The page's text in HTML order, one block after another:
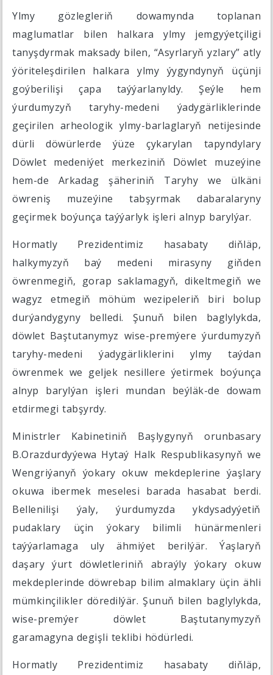
Ylmy gözlegleriň dowamynda toplanan
maglumatlar bilen halkara ylmy jemgyýetçiligi
tanyşdyrmak maksady bilen, “Asyrlaryň yzlary” atly
ýöriteleşdirilen halkara ylmy ýygyndynyň üçünji
goýberilişi çapa taýýarlanyldy. Şeýle hem
ýurdumyzyň taryhy-medeni ýadygärliklerinde
geçirilen arheologik ylmy-barlaglaryň netijesinde
dürli döwürlerde ýüze çykarylan tapyndylary
Döwlet medeniýet merkeziniň Döwlet muzeýine
hem-de Arkadag şäheriniň Taryhy we ülkäni
öwreniş muzeýine tabşyrmak dabaralaryny
geçirmek boýunça taýýarlyk işleri alnyp barylýar.
Hormatly Prezidentimiz hasabaty diňläp,
halkymyzyň baý medeni mirasyny giňden
öwrenmegiň, gorap saklamagyň, dikeltmegiň we
wagyz etmegiň möhüm wezipeleriň biri bolup
durýandygyny belledi. Şunuň bilen baglylykda,
döwlet Baştutanymyz wise-premýere ýurdumyzyň
taryhy-medeni ýadygärliklerini ylmy taýdan
öwrenmek we geljek nesillere ýetirmek boýunça
alnyp barylýan işleri mundan beýläk-de dowam
etdirmegi tabşyrdy.
Ministrler Kabinetiniň Başlygynyň orunbasary
B.Orazdurdyýewa Hytaý Halk Respublikasynyň we
Wengriýanyň ýokary okuw mekdeplerine ýaşlary
okuwa ibermek meselesi barada hasabat berdi.
Bellenilişi ýaly, ýurdumyzda ykdysadyýetiň
pudaklary üçin ýokary bilimli hünärmenleri
taýýarlamaga uly ähmiýet berilýär. Ýaşlaryň
daşary ýurt döwletleriniň abraýly ýokary okuw
mekdeplerinde döwrebap bilim almaklary üçin ähli
mümkinçilikler döredilýär. Şunuň bilen baglylykda,
wise-premýer döwlet Baştutanymyzyň
garamagyna degişli teklibi hödürledi.
Hormatly Prezidentimiz hasabaty diňläp,